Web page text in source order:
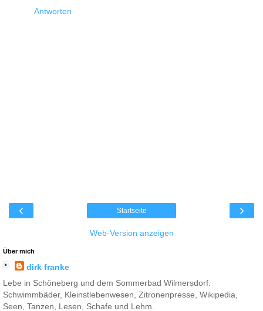
Antworten
‹ ›
Startseite
Web-Version anzeigen
Über mich
dirk franke
Lebe in Schöneberg und dem Sommerbad Wilmersdorf.
Schwimmbäder, Kleinstlebenwesen, Zitronenpresse, Wikipedia,
Seen, Tanzen, Lesen, Schafe und Lehm.